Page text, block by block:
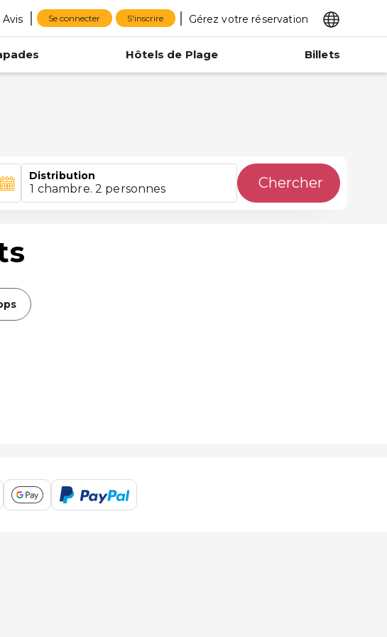
Avis Se connecter S'inscrire Gérez votre réservation
Hôtels de Plage Billets
Distribution
1 chambre. 2 personnes Chercher